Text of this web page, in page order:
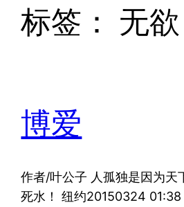
标签： 无欲
博爱
作者/叶公子 人孤独是因为天
死水！ 纽约20150324 01:38